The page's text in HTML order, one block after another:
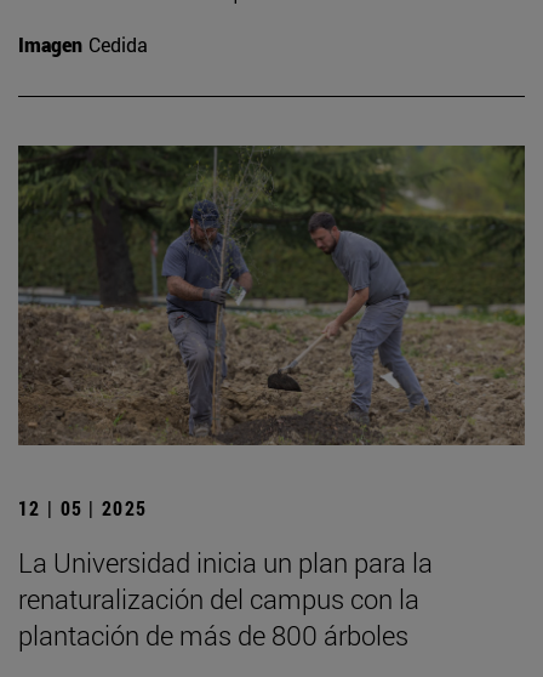
Imagen Cedida
12 | 05 | 2025
La Universidad inicia un plan para la
renaturalización del campus con la
plantación de más de 800 árboles